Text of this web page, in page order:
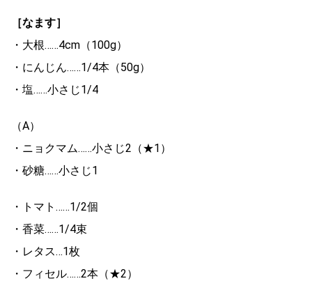
［なます］
・大根……4cm（100g）
・にんじん……1/4本（50g）
・塩……小さじ1/4
（A）
・ニョクマム……小さじ2（★1）
・砂糖……小さじ1
・トマト……1/2個
・香菜……1/4束
・レタス…1枚
・フィセル……2本（★2）